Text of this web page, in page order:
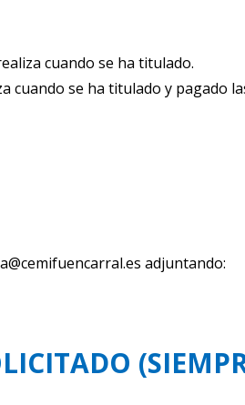
cuando se ha titulado.
cuando se ha titulado y pagado
adjuntando: